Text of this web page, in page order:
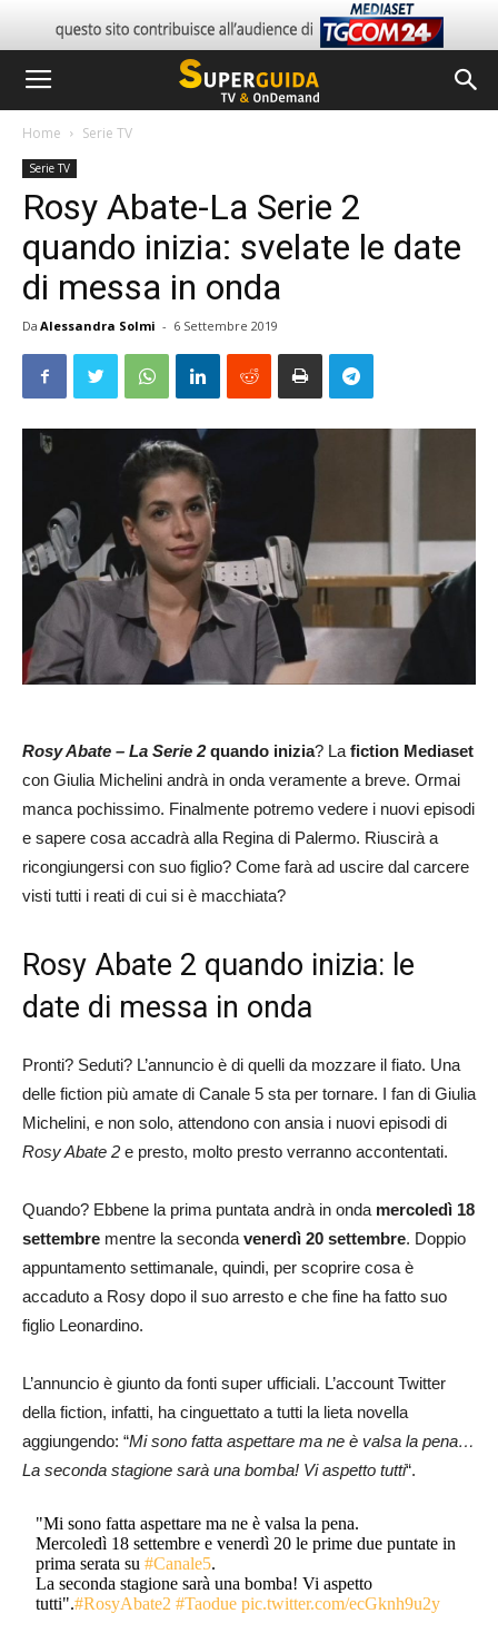
Home Serie TV
Serie TV
Rosy Abate-La Serie 2
quando inizia: svelate le date
di messa in onda
Da Alessandra Solmi - 6 Settembre 2019
Rosy Abate – La Serie 2quando inizia? La fiction Mediaset
con Giulia Michelini andrà in onda veramente a breve. Ormai
manca pochissimo. Finalmente potremo vedere i nuovi episodi
e sapere cosa accadrà alla Regina di Palermo. Riuscirà a
ricongiungersi con suo figlio? Come farà ad uscire dal carcere
visti tutti i reati di cui si è macchiata?
Rosy Abate 2 quando inizia: le
date di messa in onda
Pronti? Seduti? L’annuncio è di quelli da mozzare il fiato. Una
delle fiction più amate di Canale 5 sta per tornare. I fan di Giulia
Michelini, e non solo, attendono con ansia i nuovi episodi di
Rosy Abate 2 e presto, molto presto verranno accontentati.
Quando? Ebbene la prima puntata andrà in onda mercoledì 18
settembre mentre la seconda venerdì 20 settembre. Doppio
appuntamento settimanale, quindi, per scoprire cosa è
accaduto a Rosy dopo il suo arresto e che fine ha fatto suo
figlio Leonardino.
L’annuncio è giunto da fonti super ufficiali. L’account Twitter
della fiction, infatti, ha cinguettato a tutti la lieta novella
aggiungendo: “Mi sono fatta aspettare ma ne è valsa la pena…
La seconda stagione sarà una bomba! Vi aspetto tutti“.
"Mi sono fatta aspettare ma ne è valsa la pena.
Mercoledì 18 settembre e venerdì 20 le prime due puntate in
prima serata su#Canale5.
La seconda stagione sarà una bomba! Vi aspetto
tutti".#RosyAbate2 #Taodue pic.twitter.com/ecGknh9u2y